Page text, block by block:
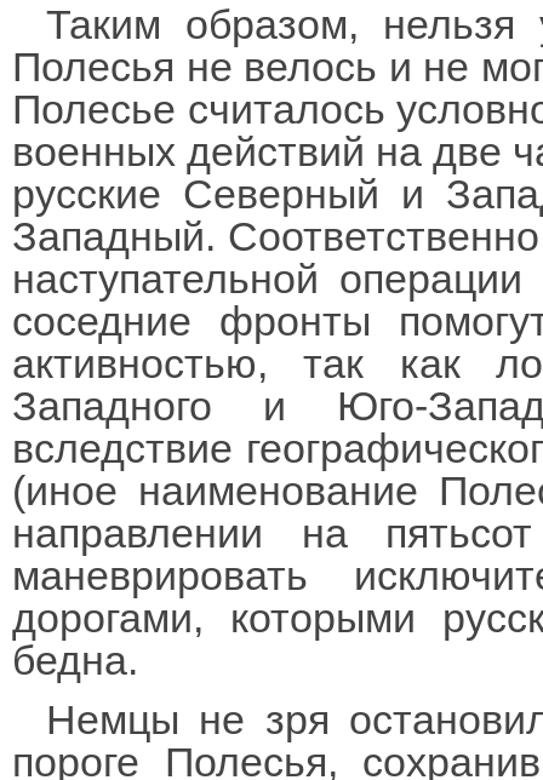
Таким образом, нельзя
Полесья не велось и не
Полесье считалось
военных действий на две
русские Северный и
Западный.
наступательной
соседние фронты
активностью, так как
Западного и Юго-
вследствие
(иное наименование
направлении на
маневрировать
дорогами, которыми
бедна.
Немцы не зря
пороге Полесья,